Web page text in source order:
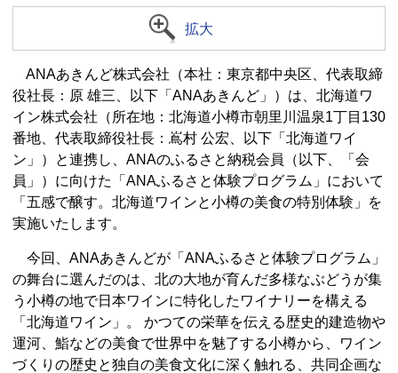
拡大
ANAあきんど株式会社（本社：東京都中央区、代表取締
役社長：原 雄三、以下「ANAあきんど」）は、北海道ワ
イン株式会社（所在地：北海道小樽市朝里川温泉1丁目130
番地、代表取締役社長：嶌村 公宏、以下「北海道ワイ
ン」）と連携し、ANAのふるさと納税会員（以下、「会
員」）に向けた「ANAふるさと体験プログラム」において
「五感で醸す。北海道ワインと小樽の美食の特別体験」を
実施いたします。
今回、ANAあきんどが「ANAふるさと体験プログラム」
の舞台に選んだのは、北の大地が育んだ多様なぶどうが集
う小樽の地で日本ワインに特化したワイナリーを構える
「北海道ワイン」。 かつての栄華を伝える歴史的建造物や
運河、鮨などの美食で世界中を魅了する小樽から、ワイン
づくりの歴史と独自の美食文化に深く触れる、共同企画な